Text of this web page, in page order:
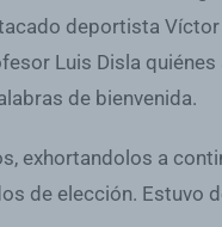
deportista
Luis Disla
de bienvenida.
exhortandolos a
de elección.